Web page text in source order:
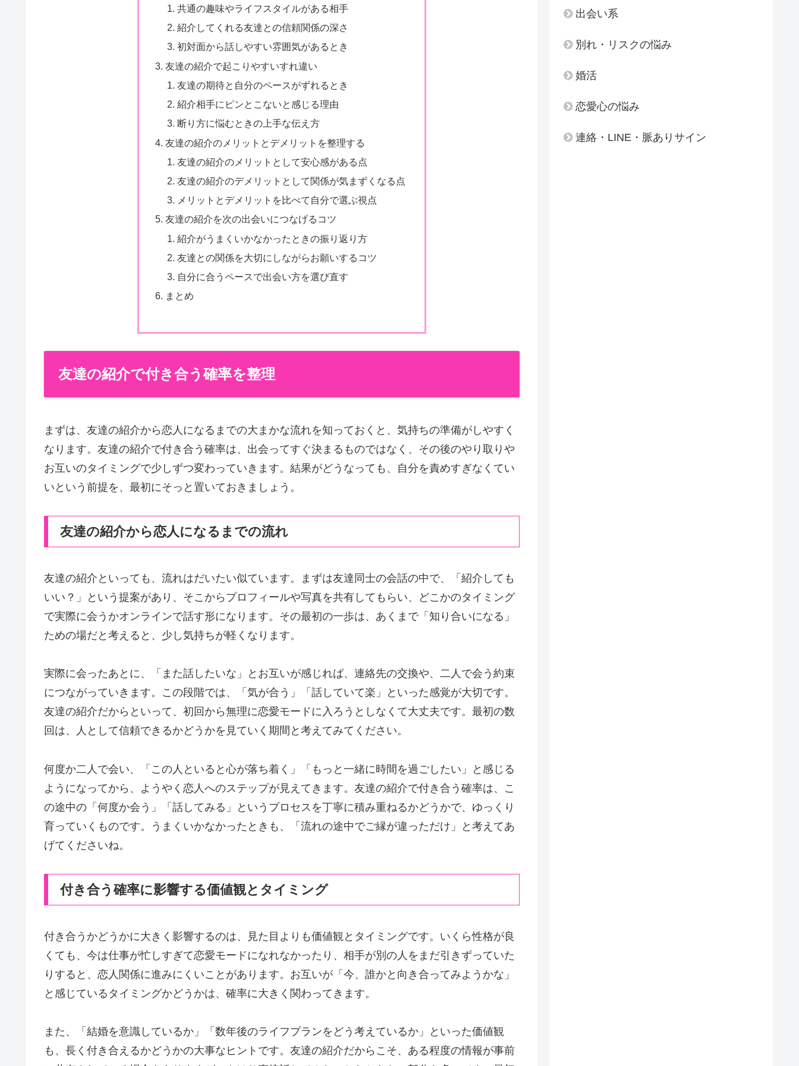
共通の趣味やライフスタイルがある相手
紹介してくれる友達との信頼関係の深さ
初対面から話しやすい雰囲気があるとき
友達の紹介で起こりやすいすれ違い
友達の期待と自分のペースがずれるとき
紹介相手にピンとこないと感じる理由
断り方に悩むときの上手な伝え方
友達の紹介のメリットとデメリットを整理する
友達の紹介のメリットとして安心感がある点
友達の紹介のデメリットとして関係が気まずくなる点
メリットとデメリットを比べて自分で選ぶ視点
友達の紹介を次の出会いにつなげるコツ
紹介がうまくいかなかったときの振り返り方
友達との関係を大切にしながらお願いするコツ
自分に合うペースで出会い方を選び直す
まとめ
友達の紹介で付き合う確率を整理
まずは、友達の紹介から恋人になるまでの大まかな流れを知っておくと、気持ちの準備がしやすく
なります。友達の紹介で付き合う確率は、出会ってすぐ決まるものではなく、その後のやり取りや
お互いのタイミングで少しずつ変わっていきます。結果がどうなっても、自分を責めすぎなくてい
いという前提を、最初にそっと置いておきましょう。
友達の紹介から恋人になるまでの流れ
友達の紹介といっても、流れはだいたい似ています。まずは友達同士の会話の中で、「紹介しても
いい？」という提案があり、そこからプロフィールや写真を共有してもらい、どこかのタイミング
で実際に会うかオンラインで話す形になります。その最初の一歩は、あくまで「知り合いになる」
ための場だと考えると、少し気持ちが軽くなります。
実際に会ったあとに、「また話したいな」とお互いが感じれば、連絡先の交換や、二人で会う約束
につながっていきます。この段階では、「気が合う」「話していて楽」といった感覚が大切です。
友達の紹介だからといって、初回から無理に恋愛モードに入ろうとしなくて大丈夫です。最初の数
回は、人として信頼できるかどうかを見ていく期間と考えてみてください。
何度か二人で会い、「この人といると心が落ち着く」「もっと一緒に時間を過ごしたい」と感じる
ようになってから、ようやく恋人へのステップが見えてきます。友達の紹介で付き合う確率は、こ
の途中の「何度か会う」「話してみる」というプロセスを丁寧に積み重ねるかどうかで、ゆっくり
育っていくものです。うまくいかなかったときも、「流れの途中でご縁が違っただけ」と考えてあ
げてくださいね。
付き合う確率に影響する価値観とタイミング
付き合うかどうかに大きく影響するのは、見た目よりも価値観とタイミングです。いくら性格が良
くても、今は仕事が忙しすぎて恋愛モードになれなかったり、相手が別の人をまだ引きずっていた
りすると、恋人関係に進みにくいことがあります。お互いが「今、誰かと向き合ってみようかな」
と感じているタイミングかどうかは、確率に大きく関わってきます。
また、「結婚を意識しているか」「数年後のライフプランをどう考えているか」といった価値観
も、長く付き合えるかどうかの大事なヒントです。友達の紹介だからこそ、ある程度の情報が事前
出会い系
別れ・リスクの悩み
婚活
恋愛心の悩み
連絡・LINE・脈ありサイン